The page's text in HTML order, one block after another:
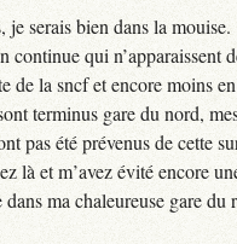
je serais bien dans la mouise.
continue qui n’apparaissent
de la sncf et encore moins
terminus gare du nord,
pas été prévenus de cette
là et m’avez évité encore
ma chaleureuse gare du